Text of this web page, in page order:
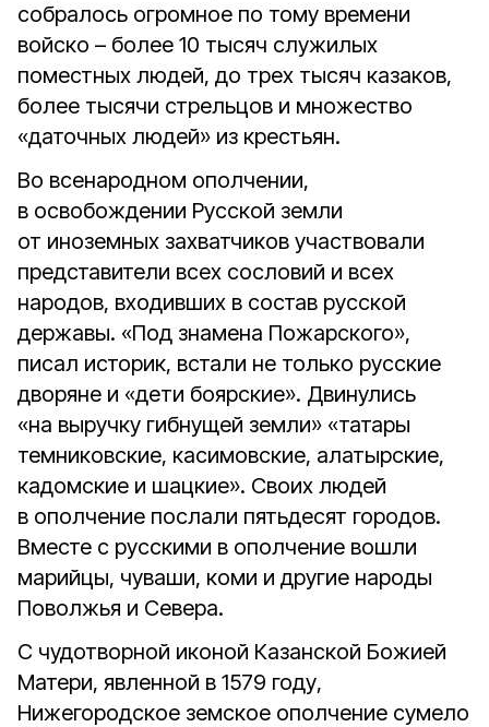
собралось огромное по тому времени
войско – более 10 тысяч служилых
поместных людей, до трех тысяч казаков,
более тысячи стрельцов и множество
«даточных людей» из крестьян.
Во всенародном ополчении,
в освобождении Русской земли
от иноземных захватчиков участвовали
представители всех сословий и всех
народов, входивших в состав русской
державы. «Под знамена Пожарского»,
писал историк, встали не только русские
дворяне и «дети боярские». Двинулись
«на выручку гибнущей земли» «татары
темниковские, касимовские, алатырские,
кадомские и шацкие». Своих людей
в ополчение послали пятьдесят городов.
Вместе с русскими в ополчение вошли
марийцы, чуваши, коми и другие народы
Поволжья и Севера.
С чудотворной иконой Казанской Божией
Матери, явленной в 1579 году,
Нижегородское земское ополчение сумело